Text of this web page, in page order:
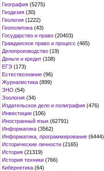
География (5275)
Геодезия (30)
Геология (1222)
Геополитика (43)
Государство и право (20403)
Гражданское право и процесс (465)
Делопроизводство (19)
Деньги и кредит (108)
ЕГЭ (173)
Естествознание (96)
Журналистика (899)
ЗНО (54)
Зоология (34)
Издательское дело и полиграфия (476)
Инвестиции (106)
Иностранный язык (62791)
Информатика (3562)
Информатика, программирование (6444)
Исторические личности (2165)
История (21319)
История техники (766)
Кибернетика (64)